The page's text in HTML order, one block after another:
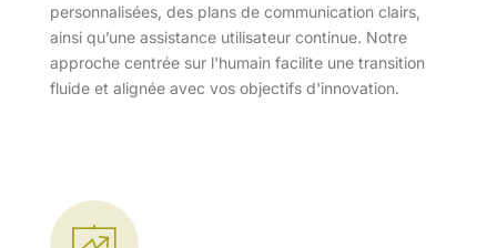
personnalisées, des plans de communication clairs,
ainsi qu’une assistance utilisateur continue. Notre
approche centrée sur l'humain facilite une transition
fluide et alignée avec vos objectifs d'innovation.​